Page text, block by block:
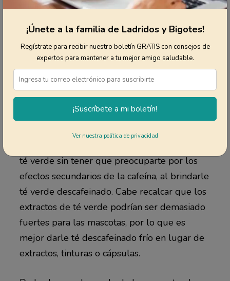
con los huesos) como "toxicidades", lo cual no
es cierto; sin embargo, esto ha logrado
mascotas.
En el caso del té verde, su contenido de
cafeína podría preocupar a los dueños de
mascotas, ya que podría ser tóxica para ellas.
Pero, la buena noticia es que puedes dejar
té verde sin tener que preocuparte por los
efectos secundarios de la cafeína, al brindarle
té verde descafeinado. Cabe recalcar que los
extractos de té verde podrían ser demasiado
fuertes para las mascotas, por lo que es
mejor darle té descafeinado frío en lugar de
extractos, tinturas o cápsulas.
¡Únete a la familia de Ladridos y Bigotes!
Regístrate para recibir nuestro boletín GRATIS con consejos de
expertos para mantener a tu mejor amigo saludable.
¡Suscríbete a mi boletín!
Ver nuestra política de privacidad